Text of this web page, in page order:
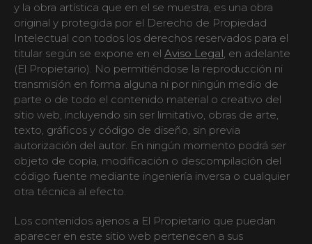
y la obra artística que en el se muestra, es una obra
original y protegida por el Derecho de Propiedad
Intelectual con todos los derechos reservados para el
titular según se expone en el Aviso Legal, en adelante
(El Propietario). No permitiéndose la reproducción ni
transmisión en forma alguna ni por ningún medio de
parte o de todo el contenido material o creativo del
sitio web, incluyendo sin ser limitativo, obras de arte,
texto, gráficos y código de diseño, sin previa
autorización del autor. En ningún momento podrá ser
objeto de copia, modificación o descompilación del
código fuente mediante ingeniería inversa o cualquier
otra técnica al efecto.
Los contenidos ajenos a El Propietario que puedan
aparecer en este sitio web pertenecen a sus